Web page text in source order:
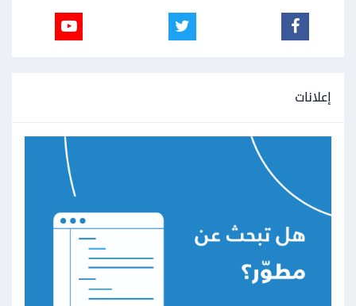
إعلانات